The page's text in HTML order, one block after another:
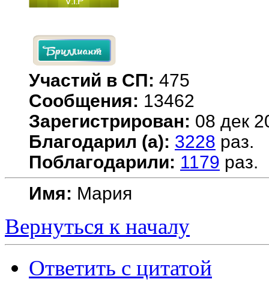
Участий в СП: 475
Сообщения: 13462
Зарегистрирован: 08 дек
Благодарил (а): 3228 раз.
Поблагодарили: 1179 раз.
Имя: Мария
Вернуться к началу
Ответить с цитатой